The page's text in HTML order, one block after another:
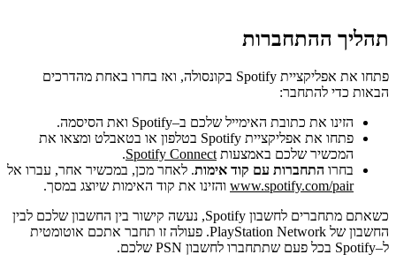
תהליך ההתחברות
פתחו את אפליקציית Spotify בקונסולה, ואז בחרו באחת מהדרכים
הבאות כדי להתחבר:
הזינו את כתובת האימייל שלכם ב–Spotify ואת הסיסמה.
פתחו את אפליקציית Spotify בטלפון או בטאבלט ומצאו את
המכשיר שלכם באמצעות Spotify Connect
.
בחרו התחברות עם קוד אימות. לאחר מכן, במכשיר אחר, עברו אל
www.spotify.com/pair והזינו את קוד האימות שיוצג במסך.
כשאתם מתחברים לחשבון Spotify, נעשה קישור בין החשבון שלכם לבין
החשבון של PlayStation Network. פעולה זו תחבר אתכם אוטומטית
ל–Spotify בכל פעם שתתחברו לחשבון PSN שלכם.